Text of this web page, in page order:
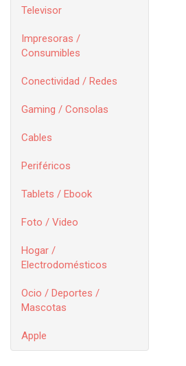
Televisor
Impresoras /
Consumibles
Conectividad / Redes
Gaming / Consolas
Cables
Periféricos
Tablets / Ebook
Foto / Video
Hogar /
Electrodomésticos
Ocio / Deportes /
Mascotas
Apple